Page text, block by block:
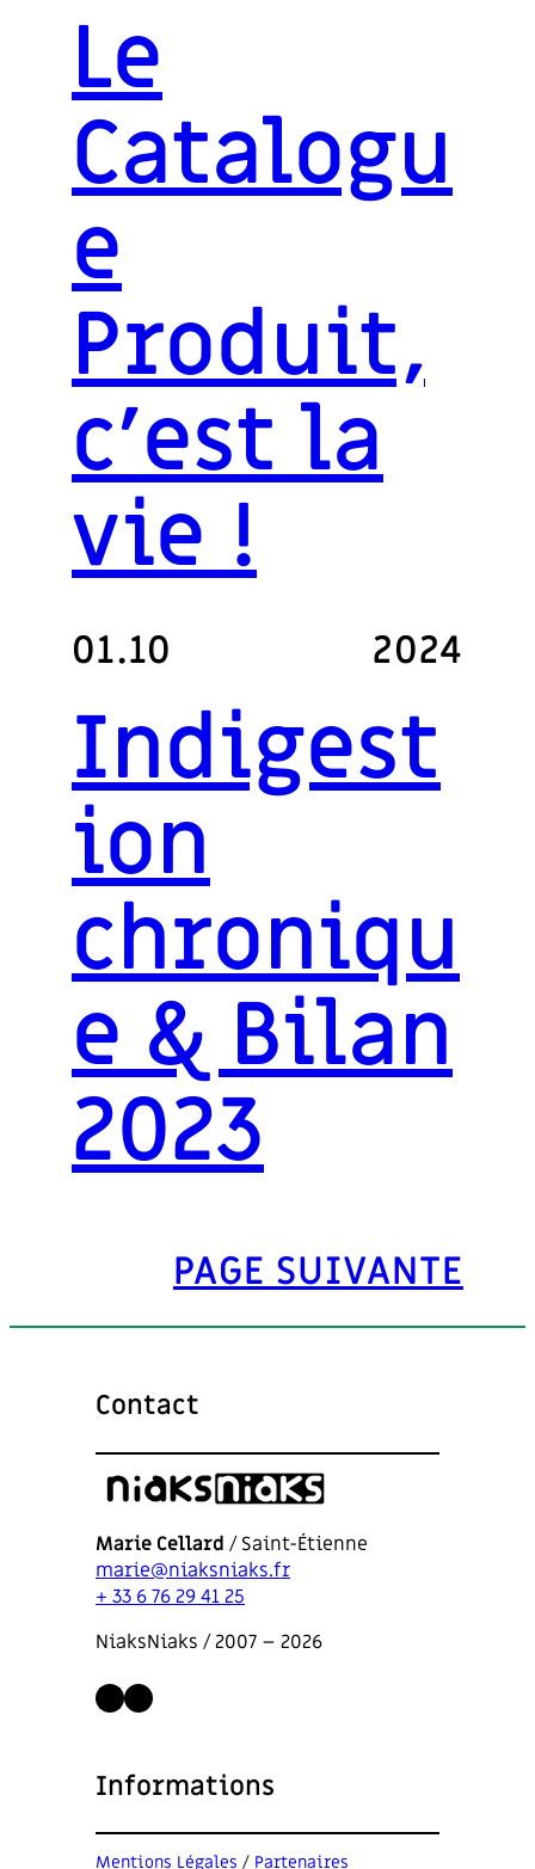
Le
Catalogu
e
Produit,
c’est la
vie !
01.10 2024
Indigest
ion
chroniqu
e & Bilan
2023
PAGE SUIVANTE
Contact
Marie Cellard / Saint-Étienne
marie@niaksniaks.fr
+ 33 6 76 29 41 25
NiaksNiaks / 2007 – 2026
LinkedIn
Instagram
Informations
Mentions Légales / Partenaires